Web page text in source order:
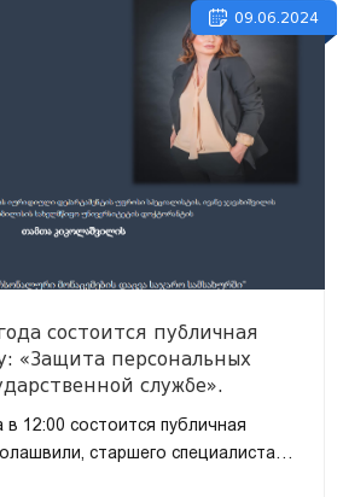
09.06.2024
состоится публичная
«Защита персональных
службе».
12:00 состоится публичная
старшего специалиста
Министерства финансов